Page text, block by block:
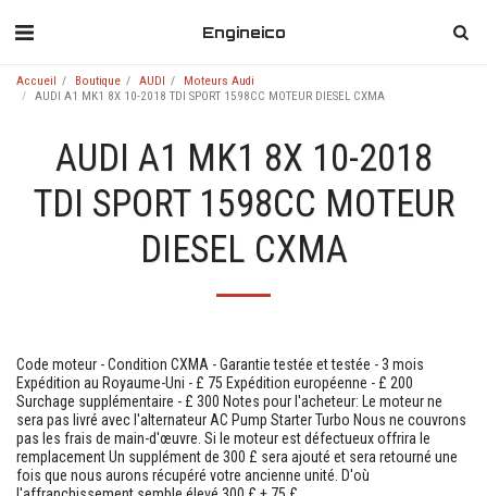
Engineico
Accueil Boutique AUDI
Moteurs Audi
AUDI A1 MK1 8X 10-2018 TDI SPORT 1598CC MOTEUR DIESEL CXMA
AUDI A1 MK1 8X 10-2018
TDI SPORT 1598CC MOTEUR
DIESEL CXMA
Code moteur - Condition CXMA - Garantie testée et testée - 3 mois
Expédition au Royaume-Uni - £ 75 Expédition européenne - £ 200
Surchage supplémentaire - £ 300 Notes pour l'acheteur: Le moteur ne
sera pas livré avec l'alternateur AC Pump Starter Turbo Nous ne couvrons
pas les frais de main-d'œuvre. Si le moteur est défectueux offrira le
remplacement Un supplément de 300 £ sera ajouté et sera retourné une
fois que nous aurons récupéré votre ancienne unité. D'où